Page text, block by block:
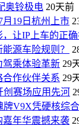
奥铃极电 20天前
19日杭州上市
让IP上车的正
源车险规则？
驾乘体验革新 29
作伙伴关系 29
创赛场应用先河
V9X凭硬核综
嘉年华震撼来袭